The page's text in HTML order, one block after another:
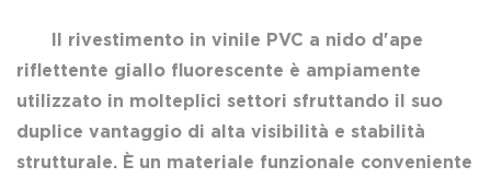
Il rivestimento in vinile PVC a nido d'ape
riflettente giallo fluorescente è ampiamente
utilizzato in molteplici settori sfruttando il suo
duplice vantaggio di alta visibilità e stabilità
strutturale. È un materiale funzionale conveniente